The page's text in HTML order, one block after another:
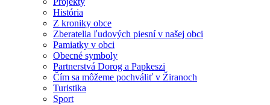
História
Z kroniky obce
Zberatelia ľudových piesní v našej obci
Pamiatky v obci
Obecné symboly
Partnerstvá Dorog a Papkeszi
Čím sa môžeme pochváliť v Žiranoch
Turistika
Sport